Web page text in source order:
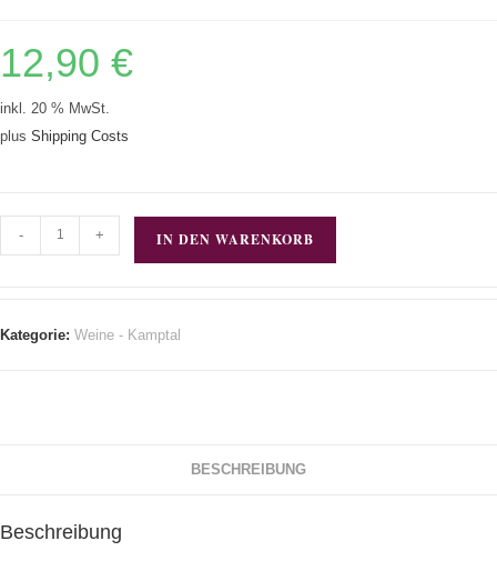
12,90 €
inkl. 20 % MwSt.
plus Shipping Costs
- + IN DEN WARENKORB
Kategorie: Weine - Kamptal
BESCHREIBUNG
Beschreibung